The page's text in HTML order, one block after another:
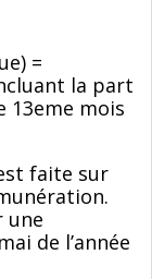
=
la part
13eme mois
faite sur
une
de l’année